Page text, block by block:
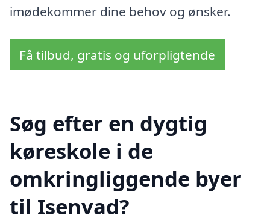
imødekommer dine behov og ønsker.
Få tilbud, gratis og uforpligtende
Søg efter en dygtig
køreskole i de
omkringliggende byer
til Isenvad?